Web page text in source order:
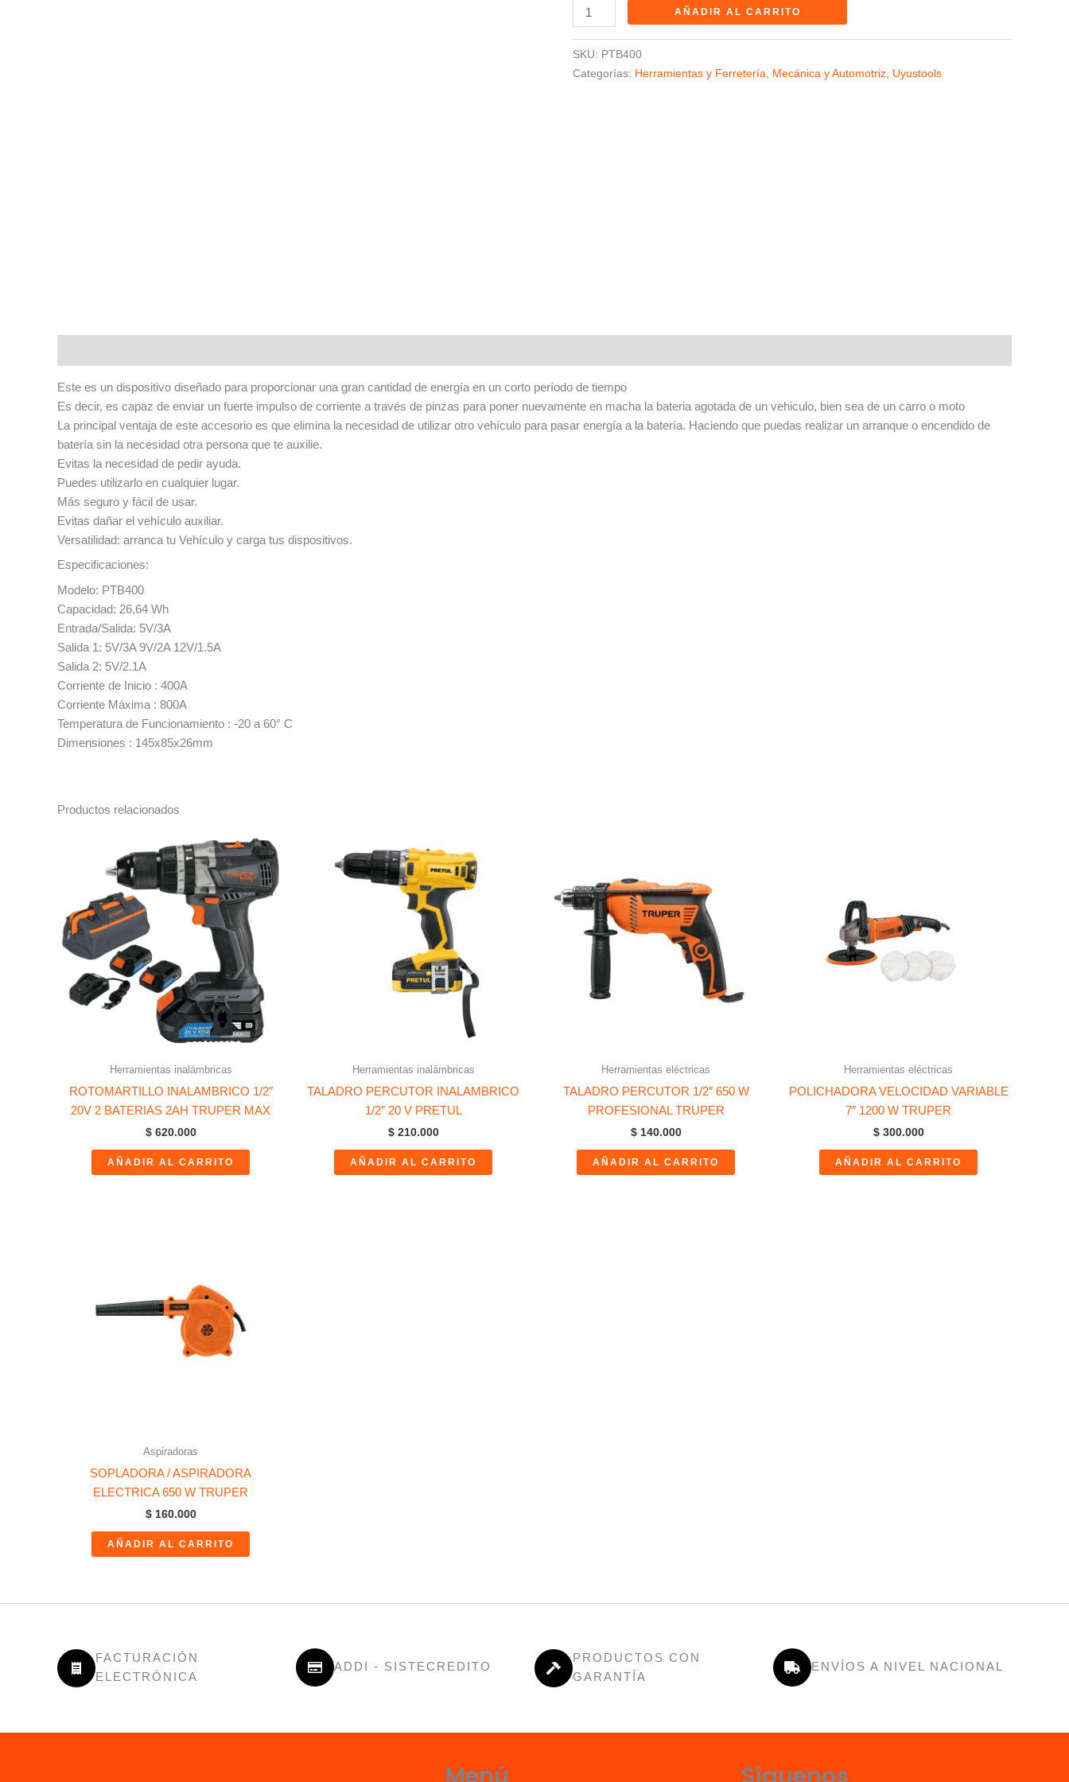
AÑADIR AL CARRITO
SKU: PTB400
Categorías: Herramientas y Ferretería Mecánica y Automotriz Uyustools
Este es un dispositivo diseñado para proporcionar una gran cantidad de energía en un corto período de tiempo
Es decir, es capaz de enviar un fuerte impulso de corriente a través de pinzas para poner nuevamente en macha la bateria agotada de un vehiculo, bien sea de un carro o moto
La principal ventaja de este accesorio es que elimina la necesidad de utilizar otro vehículo para pasar energía a la batería. Haciendo que puedas realizar un arranque o encendido de
batería sin la necesidad otra persona que te auxilie.
Evitas la necesidad de pedir ayuda.
Puedes utilizarlo en cualquier lugar.
Más seguro y fácil de usar.
Evitas dañar el vehículo auxiliar.
Versatilidad: arranca tu Vehículo y carga tus dispositivos.
Especificaciones:
Modelo: PTB400
Capacidad: 26,64 Wh
Entrada/Salida: 5V/3A
Salida 1: 5V/3A 9V/2A 12V/1.5A
Salida 2: 5V/2.1A
Corriente de Inicio : 400A
Corriente Máxima : 800A
Temperatura de Funcionamiento : -20 a 60° C
Dimensiones : 145x85x26mm
Productos relacionados
Herramientas inalámbricas
ROTOMARTILLO INALAMBRICO 1/2″
20V 2 BATERIAS 2AH TRUPER MAX
$620.000
AÑADIR AL CARRITO
Herramientas inalámbricas
TALADRO PERCUTOR INALAMBRICO
1/2″ 20 V PRETUL
$210.000
AÑADIR AL CARRITO
Herramientas eléctricas
TALADRO PERCUTOR 1/2″ 650 W
PROFESIONAL TRUPER
$140.000
AÑADIR AL CARRITO
Herramientas eléctricas
POLICHADORA VELOCIDAD VARIABLE
7″ 1200 W TRUPER
$300.000
AÑADIR AL CARRITO
Aspiradoras
SOPLADORA / ASPIRADORA
ELECTRICA 650 W TRUPER
$160.000
AÑADIR AL CARRITO
FACTURACIÓN
ELECTRÓNICA
ADDI - SISTECREDITO
PRODUCTOS CON
GARANTÍA
ENVÍOS A NIVEL NACIONAL